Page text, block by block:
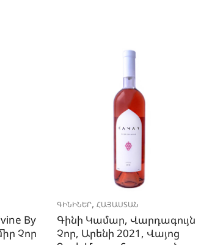
By
Չոր
ԳԻՆԻՆԵՐ,ՀԱՅԱՍՏԱՆ
Գինի Կամար, Վարդագույն
Չոր, Արենի 2021, Վայոց